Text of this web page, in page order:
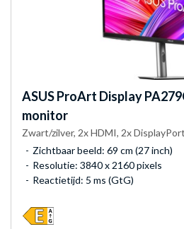
ASUSProArt Display
monitor
Zwart/zilver, 2x HDMI, 2x
Zichtbaar beeld: 69 cm (27 inch)
Resolutie: 3840 x 2160 pixels
Reactietijd: 5 ms (GtG)